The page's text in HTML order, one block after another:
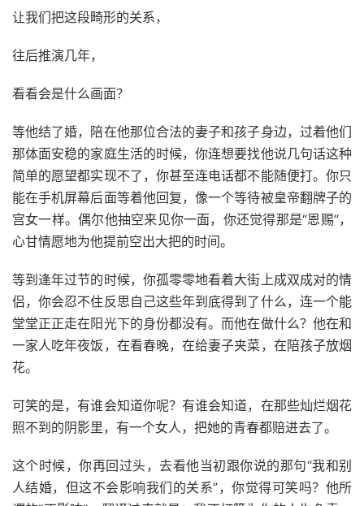
让我们把这段畸形的关系，
往后推演几年，
看看会是什么画面？
等他结了婚，陪在他那位合法的妻子和孩子身边，过着他们
那体面安稳的家庭生活的时候，你连想要找他说几句话这种
简单的愿望都实现不了，你甚至连电话都不能随便打。你只
能在手机屏幕后面等着他回复，像一个等待被皇帝翻牌子的
宫女一样。偶尔他抽空来见你一面，你还觉得那是“恩赐”，
心甘情愿地为他提前空出大把的时间。
等到逢年过节的时候，你孤零零地看着大街上成双成对的情
侣，你会忍不住反思自己这些年到底得到了什么，连一个能
堂堂正正走在阳光下的身份都没有。而他在做什么？他在和
一家人吃年夜饭，在看春晚，在给妻子夹菜，在陪孩子放烟
花。
可笑的是，有谁会知道你呢？有谁会知道，在那些灿烂烟花
照不到的阴影里，有一个女人，把她的青春都赔进去了。
这个时候，你再回过头，去看他当初跟你说的那句“我和别
人结婚，但这不会影响我们的关系”，你觉得可笑吗？他所